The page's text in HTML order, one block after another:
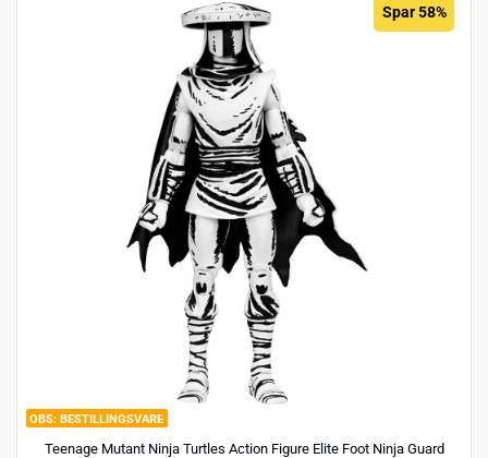
BESTILLINGSVARE
Spar 58%
Teenage Mutant Ninja Turtles Action Figure Elite Foot Ninja Guard